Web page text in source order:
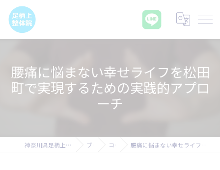
腰痛に悩まない幸せライフを松田
町で実現するための実践的アプロ
ーチ
神奈川県足柄上郡の腰痛なら足柄上整体院 ブログ コラム 腰痛に悩まない幸せライフを松田町で実現するための実践的アプローチ